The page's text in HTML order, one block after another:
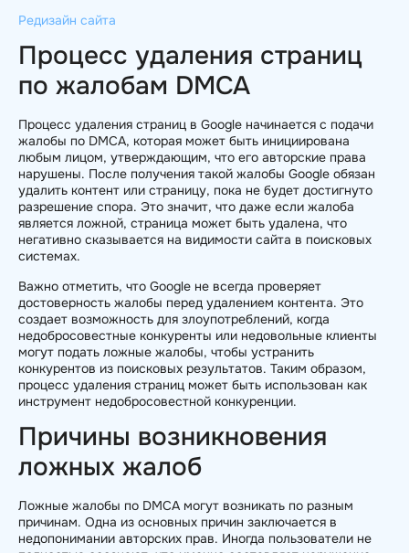
Редизайн сайта
Процесс удаления страниц
по жалобам DMCA
Процесс удаления страниц в Google начинается с подачи
жалобы по DMCA, которая может быть инициирована
любым лицом, утверждающим, что его авторские права
нарушены. После получения такой жалобы Google обязан
удалить контент или страницу, пока не будет достигнуто
разрешение спора. Это значит, что даже если жалоба
является ложной, страница может быть удалена, что
негативно сказывается на видимости сайта в поисковых
системах.
Важно отметить, что Google не всегда проверяет
достоверность жалобы перед удалением контента. Это
создает возможность для злоупотреблений, когда
недобросовестные конкуренты или недовольные клиенты
могут подать ложные жалобы, чтобы устранить
конкурентов из поисковых результатов. Таким образом,
процесс удаления страниц может быть использован как
инструмент недобросовестной конкуренции.
Причины возникновения
ложных жалоб
Ложные жалобы по DMCA могут возникать по разным
причинам. Одна из основных причин заключается в
недопонимании авторских прав. Иногда пользователи не